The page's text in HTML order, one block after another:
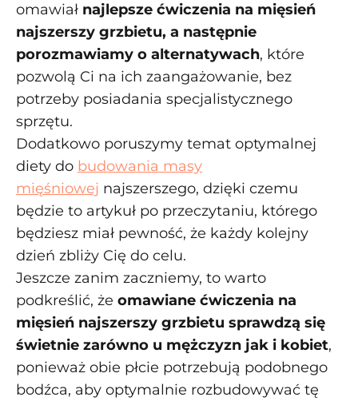
omawiał najlepsze ćwiczenia na mięsień
najszerszy grzbietu, a następnie
porozmawiamy o alternatywach, które
pozwolą Ci na ich zaangażowanie, bez
potrzeby posiadania specjalistycznego
sprzętu.
Dodatkowo poruszymy temat optymalnej
diety do budowania masy
mięśniowej najszerszego, dzięki czemu
będzie to artykuł po przeczytaniu, którego
będziesz miał pewność, że każdy kolejny
dzień zbliży Cię do celu.
Jeszcze zanim zaczniemy, to warto
podkreślić, że omawiane ćwiczenia na
mięsień najszerszy grzbietu sprawdzą się
świetnie zarówno u mężczyzn jak i kobiet,
ponieważ obie płcie potrzebują podobnego
bodźca, aby optymalnie rozbudowywać tę